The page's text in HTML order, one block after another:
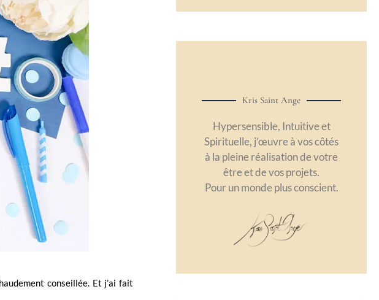
conseillée. Et j’ai fait
Kris Saint Ange
Hypersensible, Intuitive et
Spirituelle, j’œuvre à vos côtés
à la pleine réalisation de votre
être et de vos projets.
Pour un monde plus conscient.